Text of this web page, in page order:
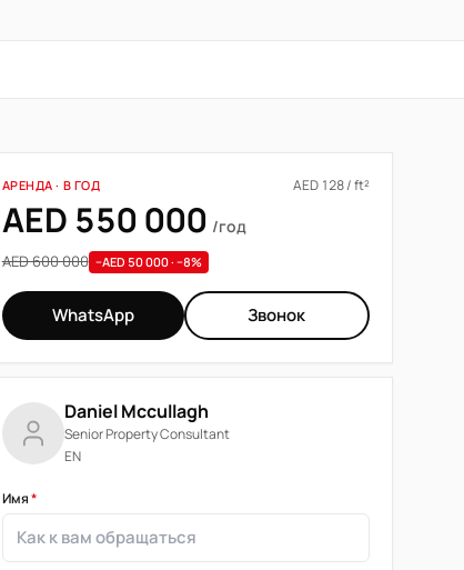
АРЕНДА · В ГОД AED 128 / ft²
AED 550 000 /год
AED 600 000 −AED 50 000 · −8%
WhatsApp Звонок
Daniel Mccullagh
Senior Property Consultant
EN
Имя*